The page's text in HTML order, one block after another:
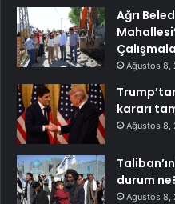
Ağrı
Ağustos 8,
kararı
Ağustos 8,
durum
Ağustos 8,